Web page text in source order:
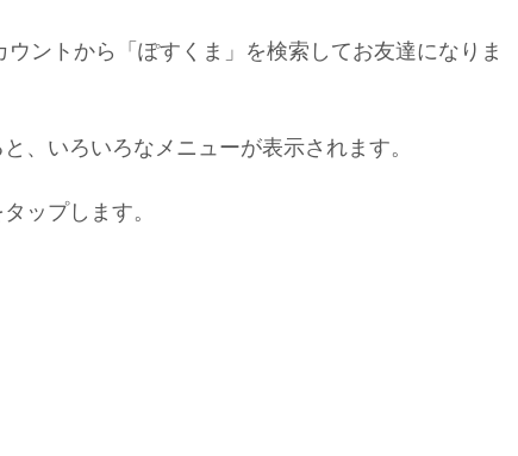
ウントから「ぽすくま」を検索してお友達になりま
、いろいろなメニューが表示されます。
ップします。